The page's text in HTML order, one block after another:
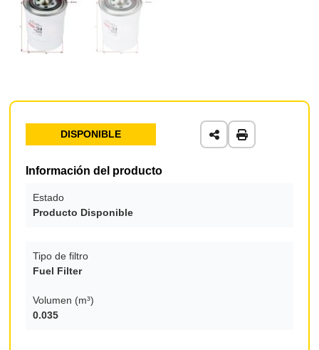
DISPONIBLE
Información del producto
Estado
Producto Disponible
Tipo de filtro
Fuel Filter
Volumen (m³)
0.035